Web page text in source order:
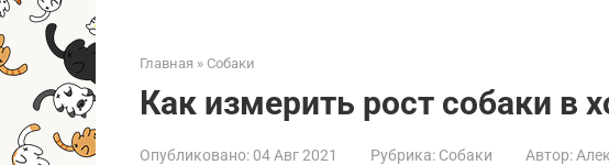
Главная » Собаки
Как измерить рост собаки в
Опубликовано: 04 Авг 2021 Рубрика: Собаки Автор: